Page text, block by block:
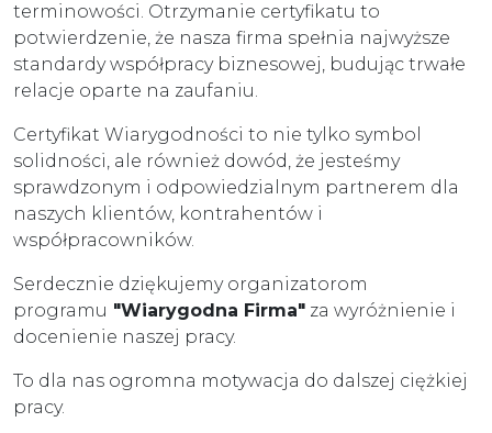
terminowości. Otrzymanie certyfikatu to
potwierdzenie, że nasza firma spełnia najwyższe
standardy współpracy biznesowej, budując trwałe
relacje oparte na zaufaniu.
Certyfikat Wiarygodności to nie tylko symbol
solidności, ale również dowód, że jesteśmy
sprawdzonym i odpowiedzialnym partnerem dla
naszych klientów, kontrahentów i
współpracowników.
Serdecznie dziękujemy organizatorom
programu "Wiarygodna Firma" za wyróżnienie i
docenienie naszej pracy.
To dla nas ogromna motywacja do dalszej ciężkiej
pracy.